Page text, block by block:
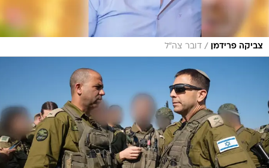
צביקה פרידמן / דובר צה"ל